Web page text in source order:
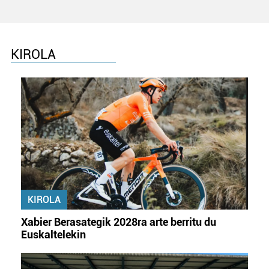
zure baimena Cookieen adierazpenean.
Webgune honek cookie propioak eta hirugarrenen cookie-
fitxategiak erabiltzen ditu. Zure esperientzia eta
zerbitzuak hobetzeko asmoz, cookie teknologiaz
baliatzen gara. Ohar hau onartuz gero, teknologia hori
erabiltzeko baimen esplizitua ematen diguzu.Gehiago
irakurri
KIROLA
KIROLA
Xabier Berasategik 2028ra arte berritu du
Euskaltelekin